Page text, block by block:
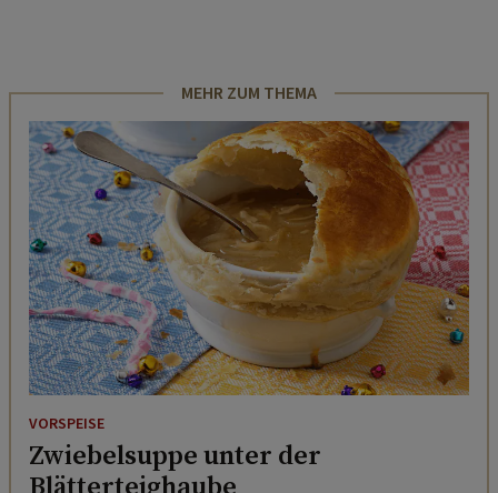
MEHR ZUM THEMA
VORSPEISE
Zwiebelsuppe unter der